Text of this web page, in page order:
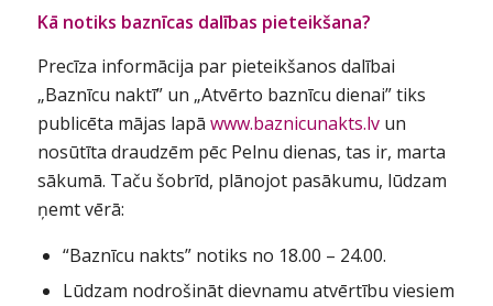
Kā notiks baznīcas dalības pieteikšana?
Precīza informācija par pieteikšanos dalībai
„Baznīcu naktī” un „Atvērto baznīcu dienai” tiks
publicēta mājas lapā www.baznicunakts.lvun
nosūtīta draudzēm pēc Pelnu dienas, tas ir, marta
sākumā. Taču šobrīd, plānojot pasākumu, lūdzam
ņemt vērā:
“Baznīcu nakts” notiks no 18.00 – 24.00.
Lūdzam nodrošināt dievnamu atvērtību viesiem